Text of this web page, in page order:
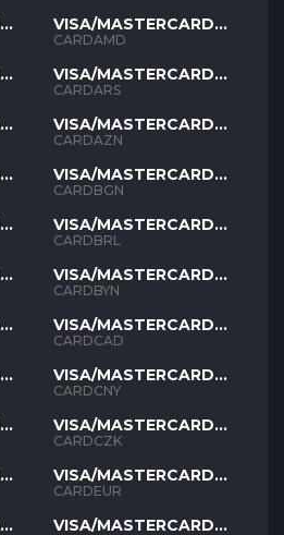
VISA/MASTERCARD
AMD
CARDAMD
VISA/MASTERCARD
ARS
CARDARS
VISA/MASTERCARD
AZN
CARDAZN
VISA/MASTERCARD
BGN
CARDBGN
VISA/MASTERCARD
BRL
CARDBRL
VISA/MASTERCARD
BYN
CARDBYN
VISA/MASTERCARD
CAD
CARDCAD
VISA/MASTERCARD
CNY
CARDCNY
VISA/MASTERCARD
CZK
CARDCZK
VISA/MASTERCARD
EUR
CARDEUR
VISA/MASTERCARD